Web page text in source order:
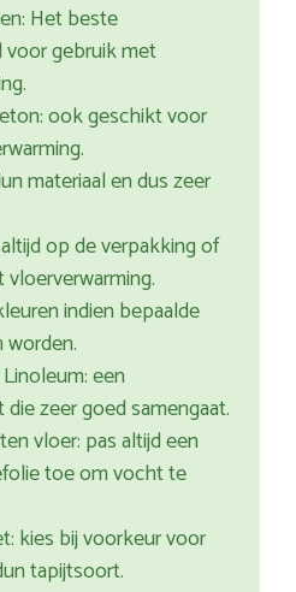
Het beste
voor gebruik met
ook geschikt voor
materiaal en dus zeer
op de verpakking of
indien bepaalde
een
zeer goed samengaat.
vloer: pas altijd een
toe om vocht te
kies bij voorkeur voor
tapijtsoort.